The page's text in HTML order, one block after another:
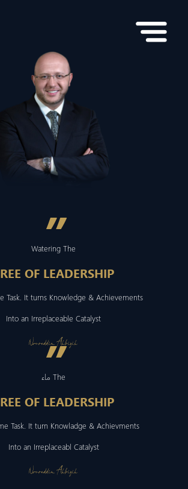
”
Watering The
OF LEADERSHIP
Task. It turns Knowledge & Achievements
Into an Irreplaceable Catalyst
Noureddin Akbiyik
”
ماء The
OF LEADERSHIP
Task. It turn Knowladge & Achievments
Into an Irreplaceabl Catalyst
Noureddin Akbiyik